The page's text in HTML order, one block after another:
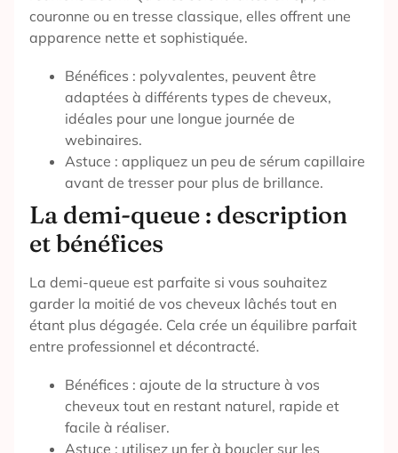
couronne ou en tresse classique, elles offrent une
apparence nette et sophistiquée.
Bénéfices : polyvalentes, peuvent être
adaptées à différents types de cheveux,
idéales pour une longue journée de
webinaires.
Astuce : appliquez un peu de sérum capillaire
avant de tresser pour plus de brillance.
La demi-queue : description
et bénéfices
La demi-queue est parfaite si vous souhaitez
garder la moitié de vos cheveux lâchés tout en
étant plus dégagée. Cela crée un équilibre parfait
entre professionnel et décontracté.
Bénéfices : ajoute de la structure à vos
cheveux tout en restant naturel, rapide et
facile à réaliser.
Astuce : utilisez un fer à boucler sur les